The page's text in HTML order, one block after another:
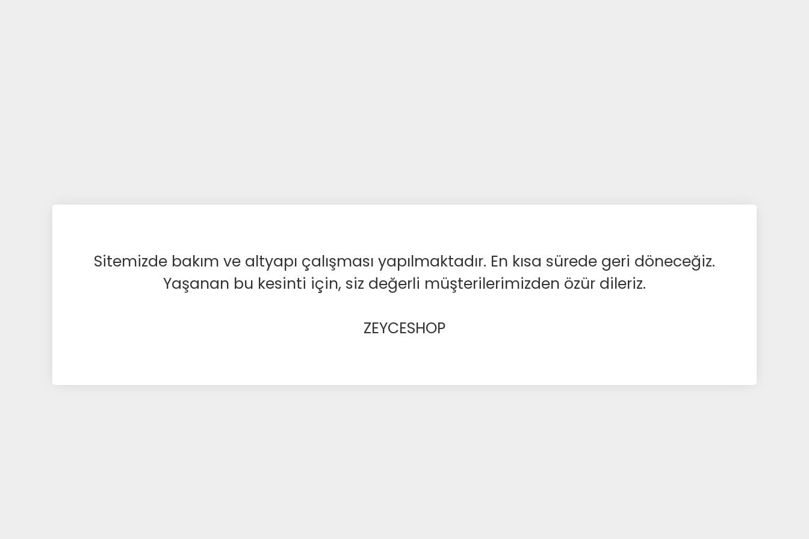
Sitemizde bakım ve altyapı çalışması yapılmaktadır. En kısa sürede geri döneceğiz.
Yaşanan bu kesinti için, siz değerli müşterilerimizden özür dileriz.
ZEYCESHOP